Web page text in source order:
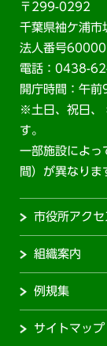
〒299-0292
千葉県袖ケ浦市
法人番号
電話：0438-
開庁時間：午
※土日、祝日、
す。
一部施設によっ
間）が異なりま
市役所アクセ
組織案内
例規集
サイトマップ